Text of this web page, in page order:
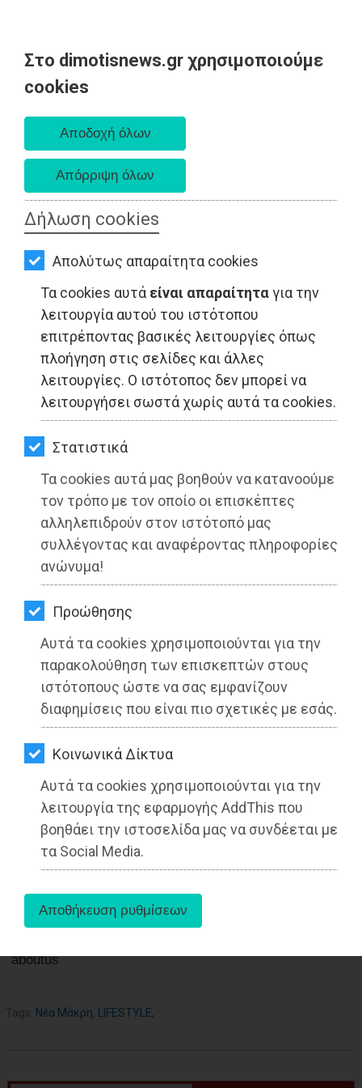
Στο dimotisnews.gr χρησιμοποιούμε
cookies
Δήλωση cookies
Απολύτως απαραίτητα cookies
Τα cookies αυτά είναι απαραίτηταγια την
λειτουργία αυτού του ιστότοπου
επιτρέποντας βασικές λειτουργίες όπως
πλοήγηση στις σελίδες και άλλες
λειτουργίες. Ο ιστότοπος δεν μπορεί να
λειτουργήσει σωστά χωρίς αυτά τα cookies.
Στατιστικά
Τα cookies αυτά μας βοηθούν να κατανοούμε
τον τρόπο με τον οποίο οι επισκέπτες
αλληλεπιδρούν στον ιστότοπό μας
συλλέγοντας και αναφέροντας πληροφορίες
ανώνυμα!
Προώθησης
Αυτά τα cookies χρησιμοποιούνται για την
παρακολούθηση των επισκεπτών στους
ιστότοπους ώστε να σας εμφανίζουν
διαφημίσεις που είναι πιο σχετικές με εσάς.
Kοινωνικά Δίκτυα
Αυτά τα cookies χρησιμοποιούνται για την
λειτουργία της εφαρμογής AddThis που
βοηθάει την ιστοσελίδα μας να συνδέεται με
τα Social Media.
AΡΧΙΚΗ
ΕΙΔΗΣΕΙΣ
ΠΟΛΙΤΙΚΗ
ΤΟΠΙΚΗ
ΑΥΤΟΔΙΟΙΚΗΣΗ
ΟΙΚΟΝΟΜΙΑ
ΑΘΛΗΤΙΣΜΟΣ
ΠΟΛΙΤΙΣΜΟΣ
ΣΠΙΤΙ-
ΚΗΠΟΣ
ΥΓΕΙΑ
LIFESTYLE
ΤΑΞΙΔΙΑ
ΕΞΟΔΟΣ
ΠΕΡΙΒΑΛΛΟΝ
ΚΑΤΟΙΚΙΔΙΟ
ΑΓΓΕΛΙΕΣ
ΕΦΗΜΕΡΙΔΕΣ
OΔΗΓΟΣ
ΑΓΟΡΑΣ
ΨΙΘΥΡΟΙ
ΑΠΟΣΤΟΛΗ
ΑΡΘΡΩΝ
Δήμος Μαραθώνος: Αλλαγές στις
ώρες πεζοδρόμησης στην παραλία
της Νέας Μάκρης, λόγω
Τσαλιγοπούλου
Διαβάστηκε 4042 φορές
19-08-2022
aboutus
Tags: Νέα Μάκρη, LIFESTYLE,